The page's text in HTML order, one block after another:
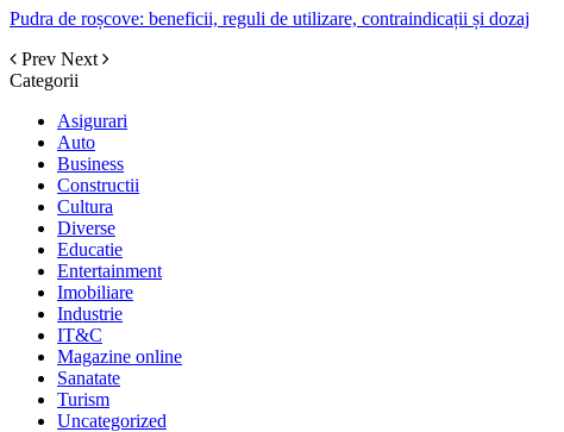
Pudra de roșcove: beneficii, reguli de utilizare, contraindicații și dozaj
Prev Next
Categorii
Asigurari
Auto
Business
Constructii
Cultura
Diverse
Educatie
Entertainment
Imobiliare
Industrie
IT&C
Magazine online
Sanatate
Turism
Uncategorized